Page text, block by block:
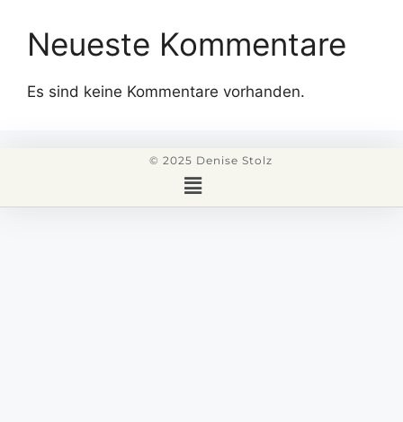
Neueste Kommentare
Es sind keine Kommentare vorhanden.
© 2025 Denise Stolz